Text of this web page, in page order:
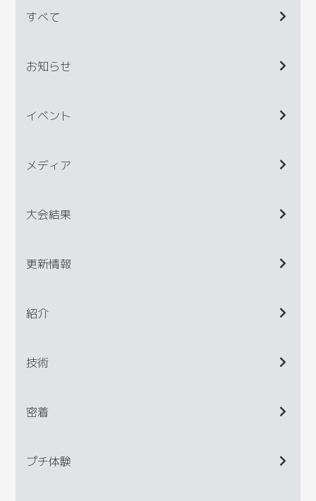
すべて
お知らせ
イベント
メディア
大会結果
更新情報
紹介
技術
密着
プチ体験